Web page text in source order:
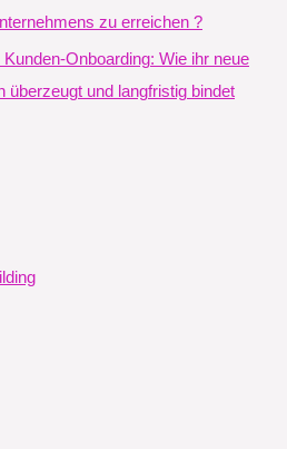
zu erreichen ?
Onboarding: Wie ihr neue
überzeugt und langfristig bindet